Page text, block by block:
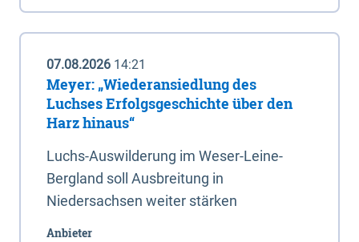
07.08.2026 14:21
Meyer: „Wiederansiedlung des
Luchses Erfolgsgeschichte über den
Harz hinaus“
Luchs-Auswilderung im Weser-Leine-
Bergland soll Ausbreitung in
Niedersachsen weiter stärken
Anbieter